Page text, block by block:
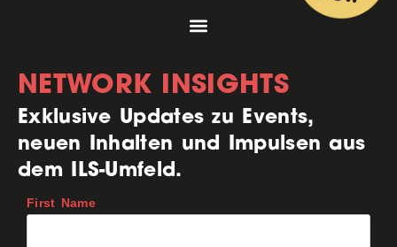
NETWORK INSIGHTS
Exklusive Updates zu Events,
neuen Inhalten und Impulsen aus
dem ILS-Umfeld.
First Name